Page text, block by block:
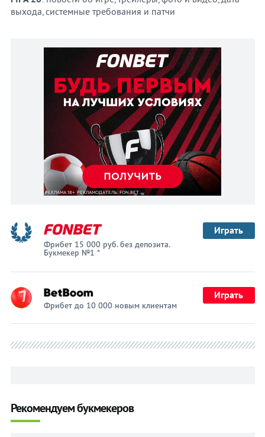
выхода, системные требования и патчи
Фрибет 15 000 руб. без депозита.
Букмекер №1 *
Играть
Фрибет до 10 000 новым клиентам
Играть
Рекомендуем букмекеров